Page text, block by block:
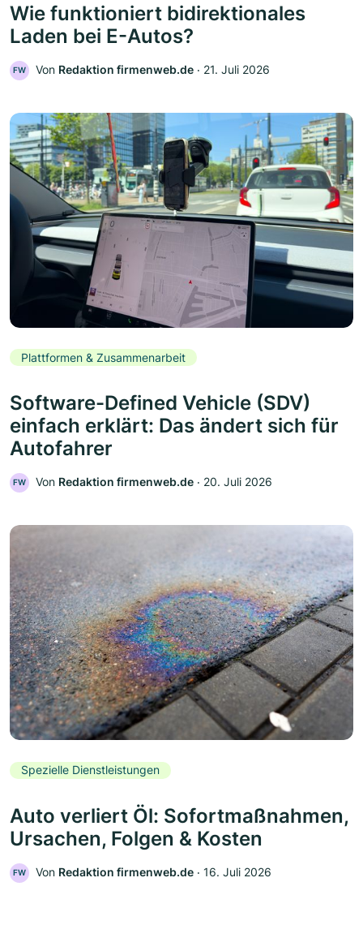
Wie funktioniert bidirektionales
Laden bei E-Autos?
FW Von Redaktion firmenweb.de ‧ 21. Juli 2026
Plattformen & Zusammenarbeit
Software-Defined Vehicle (SDV)
einfach erklärt: Das ändert sich für
Autofahrer
FW Von Redaktion firmenweb.de ‧ 20. Juli 2026
Spezielle Dienstleistungen
Auto verliert Öl: Sofortmaßnahmen,
Ursachen, Folgen & Kosten
FW Von Redaktion firmenweb.de ‧ 16. Juli 2026